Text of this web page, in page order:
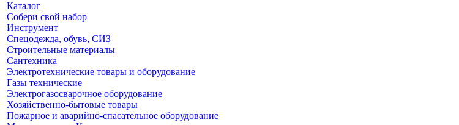
Каталог
Собери свой набор
Инструмент
Спецодежда, обувь, СИЗ
Строительные материалы
Сантехника
Электротехнические товары и оборудование
Газы технические
Электрогазосварочное оборудование
Хозяйственно-бытовые товары
Пожарное и аварийно-спасательное оборудование